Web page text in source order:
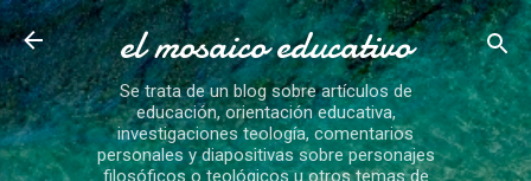
Ir al contenido principal
el mosaico educativo
Se trata de un blog sobre artículos de
educación, orientación educativa,
investigaciones teología, comentarios
personales y diapositivas sobre personajes
filosóficos o teológicos u otros temas de